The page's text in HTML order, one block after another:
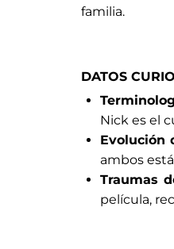
familia.
DATOS
Nick es el
Evolución
ambos
Traumas
película,